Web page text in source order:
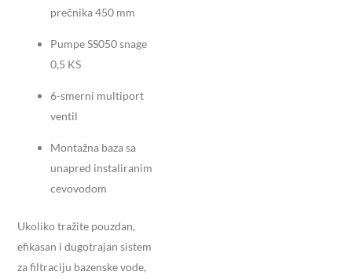
prečnika 450 mm
Pumpe SS050 snage
0,5 KS
6-smerni multiport
ventil
Montažna baza sa
unapred instaliranim
cevovodom
Ukoliko tražite pouzdan,
efikasan i dugotrajan sistem
za filtraciju bazenske vode,